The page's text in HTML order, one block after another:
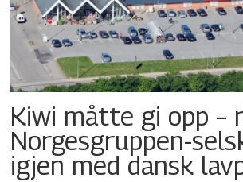
Kiwi måtte gi opp –
Norgesgruppen-
igjen med dansk